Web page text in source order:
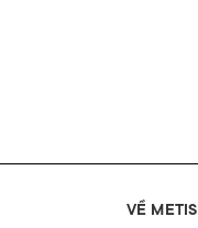
VỀ METIS